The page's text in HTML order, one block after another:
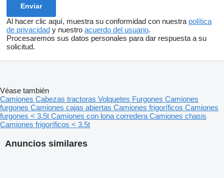
Al hacer clic aquí, muestra su conformidad con nuestra política
de privacidad y nuestro acuerdo del usuario.
Procesaremos sus datos personales para dar respuesta a su
solicitud.
Anuncios similares
Véase también
Camiones Cabezas tractoras Volquetes Furgones Camiones
furgones Camiones cajas abiertas Camiones frigoríficos Camiones
furgones < 3.5t Camiones con lona corredera Camiones chasis
Camiones frigoríficos < 3.5t